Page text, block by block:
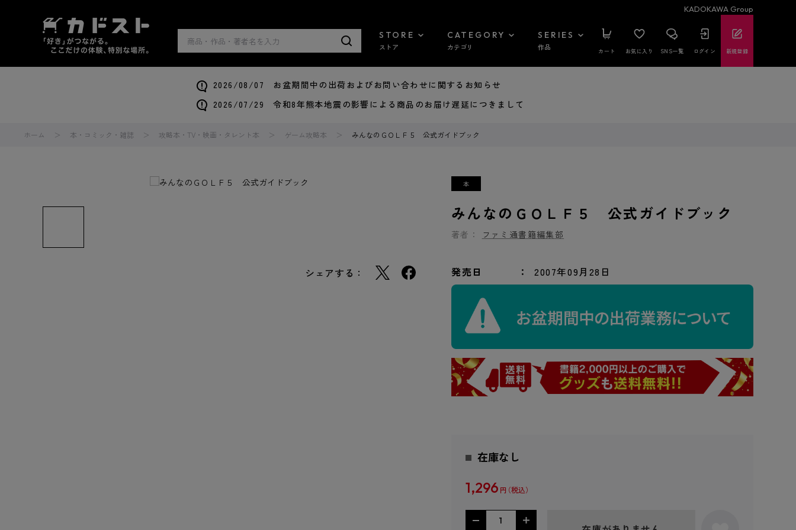
KADOKAWA Group
STORE
ストア
CATEGORY
カテゴリ
SERIES
作品 カート お気に入り SNS一覧 ログイン 新規登録
2026/08/07 お盆期間中の出荷およびお問い合わせに関するお知らせ
2026/07/29 令和8年熊本地震の影響による商品のお届け遅延につきまして
ホーム 本・コミック・雑誌 攻略本・TV・映画・タレント本 ゲーム攻略本 みんなのＧＯＬＦ５ 公式ガイドブック
シェアする：
みんなのＧＯＬＦ５ 公式ガイドブック
著者： ファミ通書籍編集部
発売日 2007年09月28日
在庫なし
1,296 円